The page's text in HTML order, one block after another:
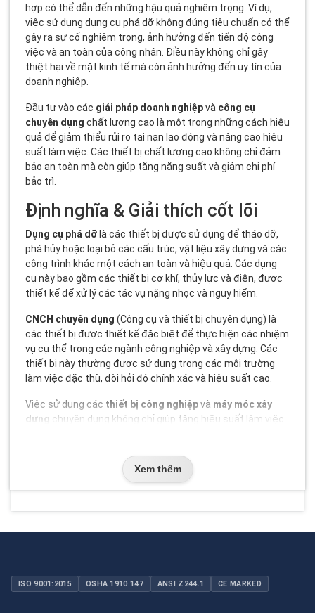
hợp có thể dẫn đến những hậu quả nghiêm trọng. Ví dụ,
việc sử dụng dụng cụ phá dỡ không đúng tiêu chuẩn có thể
gây ra sự cố nghiêm trọng, ảnh hưởng đến tiến độ công
việc và an toàn của công nhân. Điều này không chỉ gây
thiệt hại về mặt kinh tế mà còn ảnh hưởng đến uy tín của
doanh nghiệp.
Đầu tư vào các giải pháp doanh nghiệpvà công cụ
chuyên dụng chất lượng cao là một trong những cách hiệu
quả để giảm thiểu rủi ro tai nạn lao động và nâng cao hiệu
suất làm việc. Các thiết bị chất lượng cao không chỉ đảm
bảo an toàn mà còn giúp tăng năng suất và giảm chi phí
bảo trì.
Định nghĩa & Giải thích cốt lõi
Dụng cụ phá dỡ là các thiết bị được sử dụng để tháo dỡ,
phá hủy hoặc loại bỏ các cấu trúc, vật liệu xây dựng và các
công trình khác một cách an toàn và hiệu quả. Các dụng
cụ này bao gồm các thiết bị cơ khí, thủy lực và điện, được
thiết kế để xử lý các tác vụ nặng nhọc và nguy hiểm.
CNCH chuyên dụng (Công cụ và thiết bị chuyên dụng) là
các thiết bị được thiết kế đặc biệt để thực hiện các nhiệm
vụ cụ thể trong các ngành công nghiệp và xây dựng. Các
thiết bị này thường được sử dụng trong các môi trường
làm việc đặc thù, đòi hỏi độ chính xác và hiệu suất cao.
Việc sử dụng các thiết bị công nghiệpvà máy móc xây
dựng chuyên dụng không chỉ giúp tăng hiệu suất làm việc
ngặt như ISO, CE, ANSI và TCVN để đảm bảo chất lượng và
Phân loại & Các dạng phổ biến
Dụng cụ phá dỡ và CNCH chuyên dụng có nhiều loại khác
Dụng cụ phá dỡ cơ khí:Bao gồm các thiết bị như búa phá,
Xem thêm
ISO 9001:2015 OSHA 1910.147 ANSI Z244.1 CE MARKED